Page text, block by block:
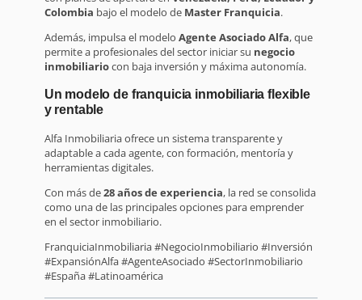
Colombia bajo el modelo de Master Franquicia.
Además, impulsa el modelo Agente Asociado Alfa, que
permite a profesionales del sector iniciar su negocio
inmobiliariocon baja inversión y máxima autonomía.
Un modelo de franquicia inmobiliaria flexible
y rentable
Alfa Inmobiliaria ofrece un sistema transparente y
adaptable a cada agente, con formación, mentoría y
herramientas digitales.
Con más de28 años de experiencia, la red se consolida
como una de las principales opciones para emprender
en el sector inmobiliario.
FranquiciaInmobiliaria #NegocioInmobiliario #Inversión
#ExpansiónAlfa #AgenteAsociado #SectorInmobiliario
#España #Latinoamérica